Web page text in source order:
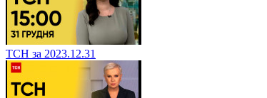
ТСН за 2023.12.31